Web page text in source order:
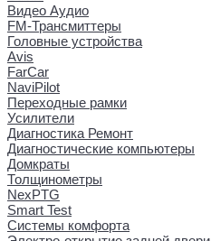
Видео Аудио
FM-Трансмиттеры
Головные устройства
Avis
FarCar
NaviPilot
Переходные рамки
Усилители
Диагностика Ремонт
Диагностические компьютеры
Домкраты
Толщинометры
NexPTG
Smart Test
Системы комфорта